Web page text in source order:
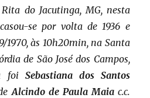
do Jacutinga, MG, nesta
se por volta de 1936 e
1970, às 10h20min, na Santa
de São José dos Campos,
foi Sebastiana dos Santos
Alcindo de Paula Maiac.c.